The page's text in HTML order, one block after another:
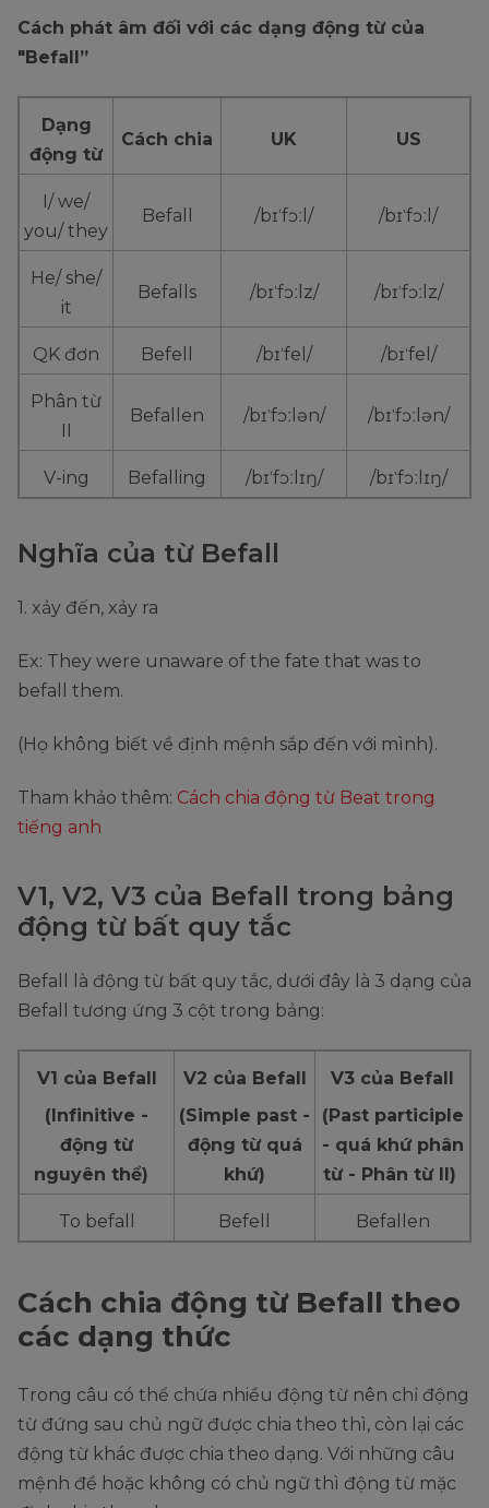
Cách phát âm đối với các dạng động từ của
"Befall”
Dạng
động từ
Cách chia UK US
I/ we/
you/ they
Befall /bɪˈfɔːl/ /bɪˈfɔːl/
He/ she/
it
Befalls /bɪˈfɔːlz/ /bɪˈfɔːlz/
QK đơn Befell /bɪˈfel/ /bɪˈfel/
Phân từ
Befallen /bɪˈfɔːlən/ /bɪˈfɔːlən/
V-ing Befalling /bɪˈfɔːlɪŋ/ /bɪˈfɔːlɪŋ/
Nghĩa của từ Befall
1. xảy đến, xảy ra
Ex: They were unaware of the fate that was to
befall them.
(Họ không biết về định mệnh sắp đến với mình).
Tham khảo thêm: Cách chia động từ Beat trong
tiếng anh
V1, V2, V3 của Befall trong bảng
động từ bất quy tắc
Befall là động từ bất quy tắc, dưới đây là 3 dạng của
Befall tương ứng 3 cột trong bảng:
V1 của Befall
(Infinitive -
động từ
nguyên thể)
V2 của Befall
(Simple past -
động từ quá
khứ)
V3 của Befall
(Past participle
- quá khứ phân
từ - Phân từ II)
To befall Befell Befallen
Cách chia động từ Befall theo
các dạng thức
Trong câu có thể chứa nhiều động từ nên chỉ động
từ đứng sau chủ ngữ được chia theo thì, còn lại các
động từ khác được chia theo dạng. Với những câu
mệnh đề hoặc không có chủ ngữ thì động từ mặc